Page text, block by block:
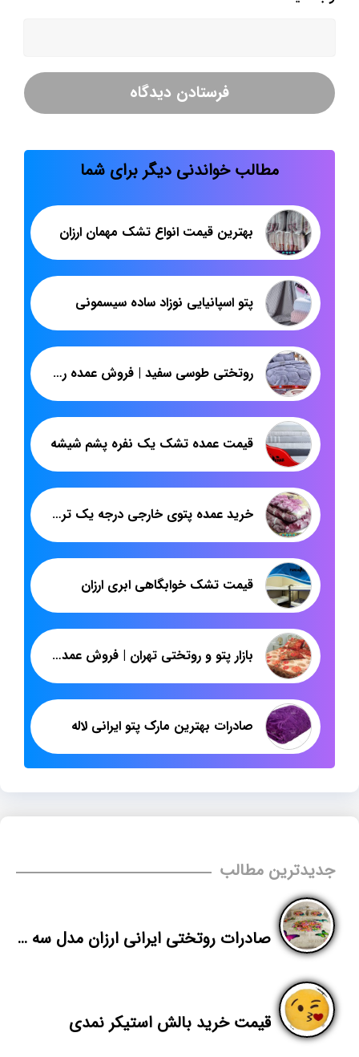
مطالب خواندنی دیگر برای شما
بهترین قیمت انواع تشک مهمان ارزان
پتو اسپانیایی نوزاد ساده سیسمونی
روتختی طوسی سفید | فروش عمده روتختی تک رنگ | پاندا
قیمت عمده تشک یک نفره پشم شیشه
خرید عمده پتوی خارجی درجه یک ترولا دورو
قیمت تشک خوابگاهی ابری ارزان
بازار پتو و روتختی تهران | فروش عمده روتختی ترک دونفره
صادرات بهترین مارک پتو ایرانی لاله
جدیدترین مطالب
صادرات روتختی ایرانی ارزان مدل سه بعدی
قیمت خرید بالش استیکر نمدی